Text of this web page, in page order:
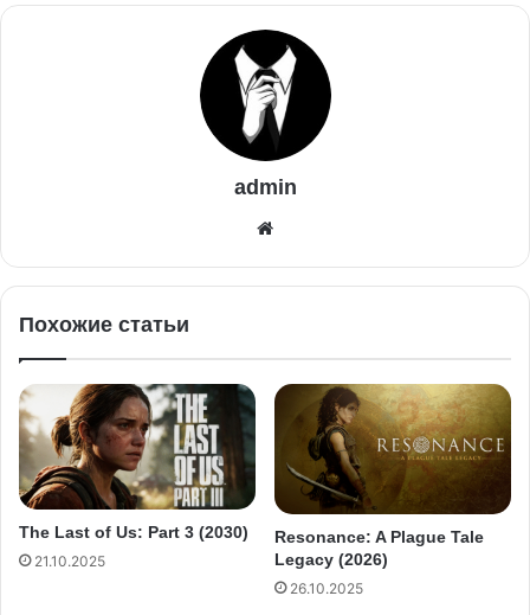
admin
Похожие статьи
The Last of Us: Part 3 (2030)
21.10.2025
Resonance: A Plague Tale
Legacy (2026)
26.10.2025